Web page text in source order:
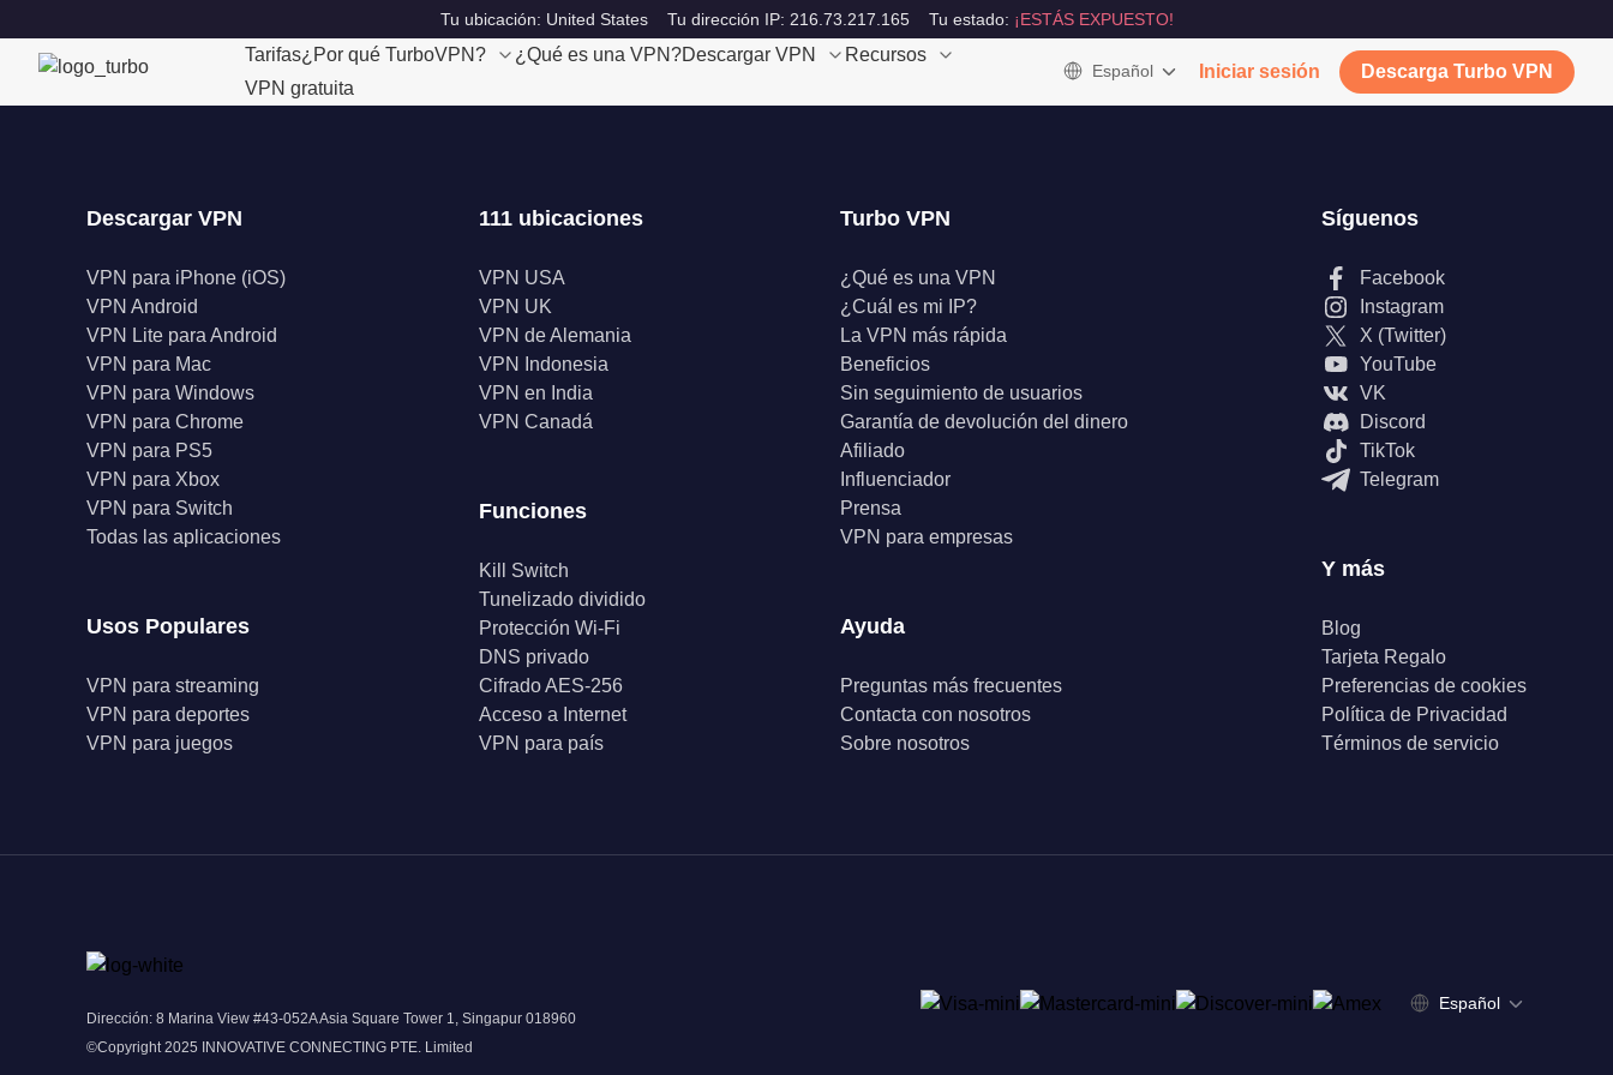
Tu ubicación: United States Tu dirección IP: 216.73.217.165 Tu estado: ¡ESTÁS EXPUESTO!
Tarifas¿Por qué TurboVPN? ¿Qué es una VPN?Descargar VPN
Recursos
VPN gratuita
Español Iniciar sesión Descarga Turbo VPN
Descargar VPN
VPN para iPhone (iOS)
VPN Android
VPN Lite para Android
VPN para Mac
VPN para Windows
VPN para Chrome
VPN para PS5
VPN para Xbox
VPN para Switch
Todas las aplicaciones
Usos Populares
VPN para streaming
VPN para deportes
VPN para juegos
111 ubicaciones
VPN USA
VPN UK
VPN de Alemania
VPN Indonesia
VPN en India
VPN Canadá
Funciones
Kill Switch
Tunelizado dividido
Protección Wi-Fi
DNS privado
Cifrado AES-256
Acceso a Internet
VPN para país
Turbo VPN
¿Qué es una VPN
¿Cuál es mi IP?
La VPN más rápida
Beneficios
Sin seguimiento de usuarios
Garantía de devolución del dinero
Afiliado
Influenciador
Prensa
VPN para empresas
Ayuda
Preguntas más frecuentes
Contacta con nosotros
Sobre nosotros
Síguenos
Facebook
Instagram
X (Twitter)
YouTube
VK
Discord
TikTok
Telegram
Y más
Blog
Tarjeta Regalo
Preferencias de cookies
Política de Privacidad
Términos de servicio
Dirección: 8 Marina View #43-052A Asia Square Tower 1, Singapur 018960
©Copyright 2025 INNOVATIVE CONNECTING PTE. Limited
Español